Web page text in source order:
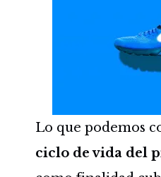
Lo que podemos
ciclo de vida del